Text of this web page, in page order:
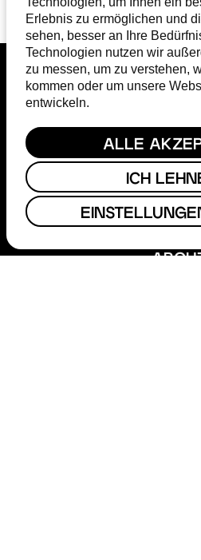
Erlebnis zu ermöglichen und
sehen, besser an Ihre
Technologien nutzen wir
zu messen, um zu verstehen,
kommen oder um unsere
entwickeln.
ALLE
ICH